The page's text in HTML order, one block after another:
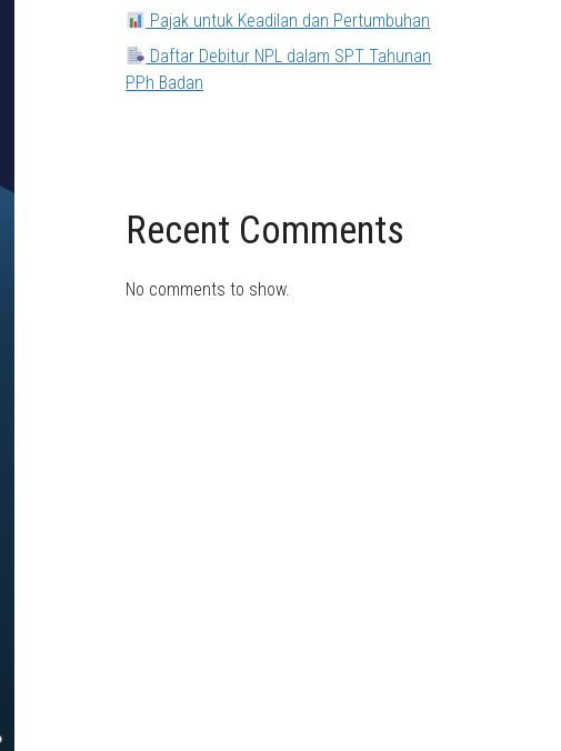
Pajak untuk Keadilan dan Pertumbuhan
Daftar Debitur NPL dalam SPT Tahunan
PPh Badan
Recent Comments
No comments to show.